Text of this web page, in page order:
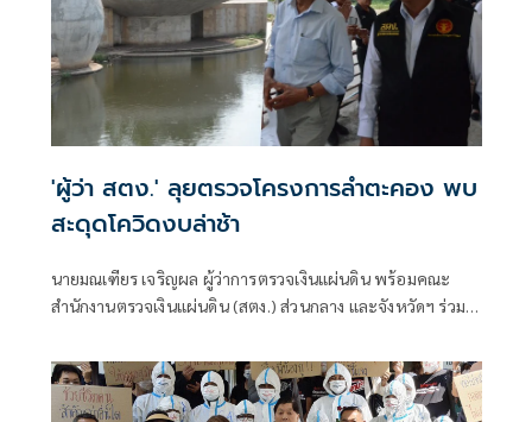
'ผู้ว่า สตง.' ลุยตรวจโครงการลำตะคอง พบ
สะดุดโควิดงบล่าช้า
นายมณเฑียร เจริญผล ผู้ว่าการตรวจเงินแผ่นดิน พร้อมคณะ
สำนักงานตรวจเงินแผ่นดิน (สตง.) ส่วนกลาง และจังหวัดฯ ร่วม
ภูมิทัศน์ลำตะคอง